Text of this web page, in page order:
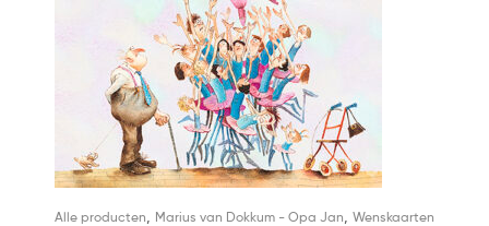
Alle producten Marius van Dokkum - Opa Jan Wenskaarten